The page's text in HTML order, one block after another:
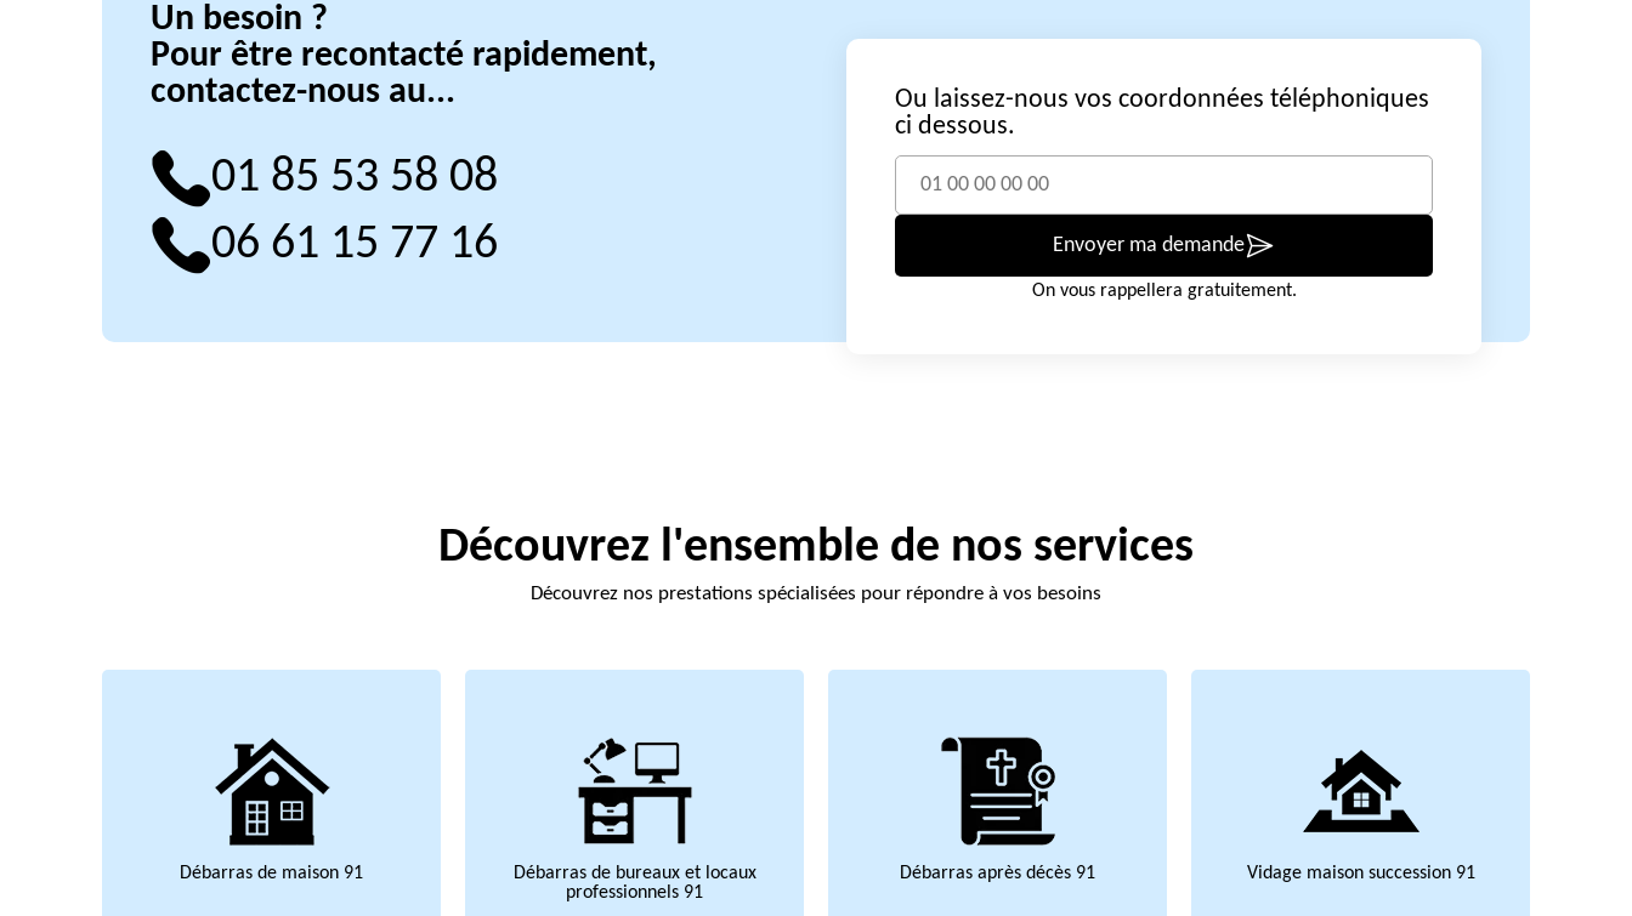
Un besoin ?
Pour être recontacté rapidement,
contactez-nous au...
01 85 53 58 08
06 61 15 77 16
Ou laissez-nous vos coordonnées téléphoniques
ci dessous.
Envoyer ma demande
On vous rappellera gratuitement.
Découvrez l'ensemble de nos services
Découvrez nos prestations spécialisées pour répondre à vos besoins
Débarras de maison 91
Débarras de bureaux et locaux
professionnels 91
Débarras après décès 91 Vidage maison succession 91